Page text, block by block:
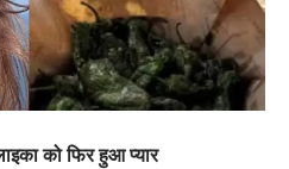
को फिर हुआ प्यार